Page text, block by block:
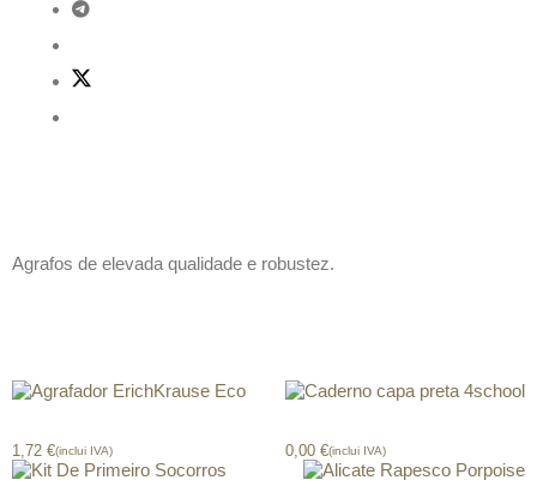
Agrafos de elevada qualidade e robustez.
1,72 €(inclui IVA) 0,00 €(inclui IVA)